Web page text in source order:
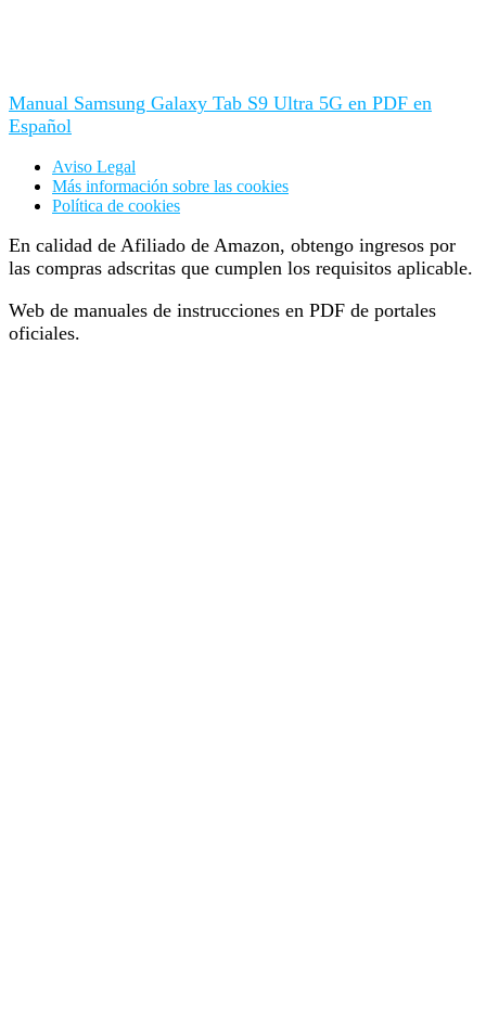
Manual Samsung Galaxy Tab S9 Ultra 5G en PDF en
Español
Aviso Legal
Más información sobre las cookies
Política de cookies
En calidad de Afiliado de Amazon, obtengo ingresos por
las compras adscritas que cumplen los requisitos aplicable.
Web de manuales de instrucciones en PDF de portales
oficiales.